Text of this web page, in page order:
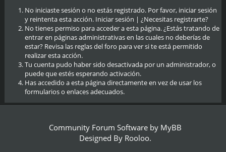
No iniciaste sesión o no estás registrado. Por favor, iniciar sesión
y reintenta esta acción. Iniciar sesión | ¿Necesitas registrarte?
No tienes permiso para acceder a esta página. ¿Estás tratando de
entrar en páginas administrativas en las cuales no deberías de
estar? Revisa las reglas del foro para ver si te está permitido
realizar esta acción.
Tu cuenta pudo haber sido desactivada por un administrador, o
puede que estés esperando activación.
Has accedido a esta página directamente en vez de usar los
formularios o enlaces adecuados.
Community Forum Software by MyBB
Designed By Rooloo.